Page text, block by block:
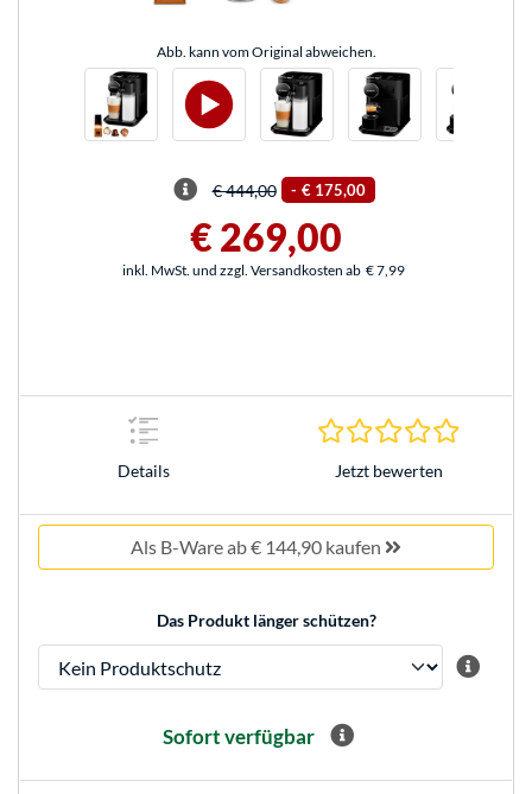
Abb. kann vom Original abweichen.
€ 444,00 - € 175,00
€ 269,00
inkl. MwSt. und zzgl. Versandkosten ab € 7,99
Details Jetzt bewerten
Als B-Ware ab € 144,90 kaufen
Das Produkt länger schützen?
Sofort verfügbar